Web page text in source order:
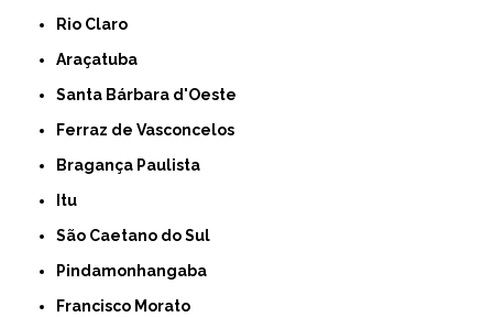
Rio Claro
Araçatuba
Santa Bárbara d'Oeste
Ferraz de Vasconcelos
Bragança Paulista
Itu
São Caetano do Sul
Pindamonhangaba
Francisco Morato